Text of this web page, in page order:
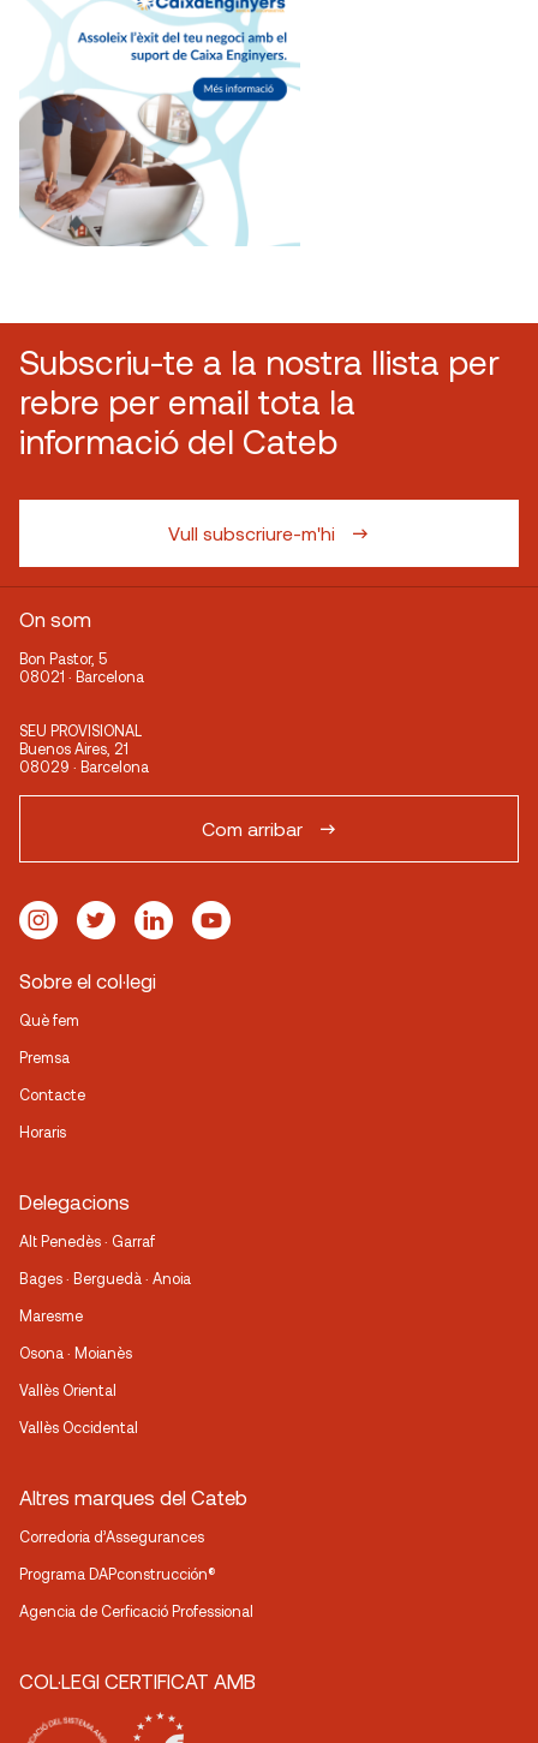
Subscriu-te a la nostra llista per
rebre per email tota la
informació del Cateb
Vull subscriure-m'hi
On som
Bon Pastor, 5
08021 · Barcelona
SEU PROVISIONAL
Buenos Aires, 21
08029 · Barcelona
Com arribar
Sobre el col·legi
Què fem
Premsa
Contacte
Horaris
Delegacions
Alt Penedès · Garraf
Bages · Berguedà · Anoia
Maresme
Osona · Moianès
Vallès Oriental
Vallès Occidental
Altres marques del Cateb
Corredoria d’Assegurances
Programa DAPconstrucción®
Agencia de Cerficació Professional
COL·LEGI CERTIFICAT AMB